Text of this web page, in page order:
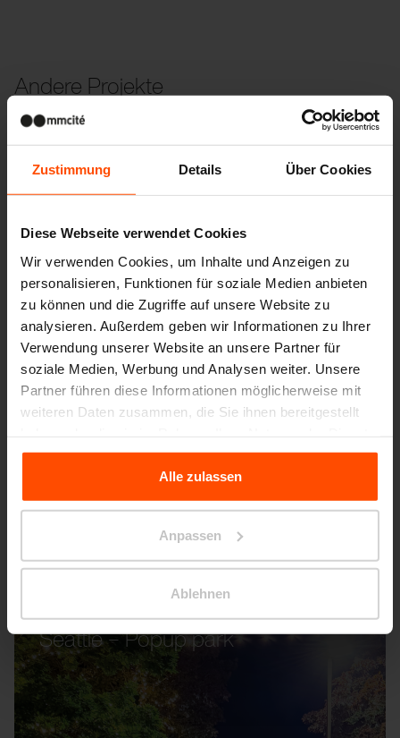
Zustimmung Details Über Cookies
Diese Webseite verwendet Cookies
Wir verwenden Cookies, um Inhalte und Anzeigen zu
personalisieren, Funktionen für soziale Medien anbieten
zu können und die Zugriffe auf unsere Website zu
analysieren. Außerdem geben wir Informationen zu Ihrer
Verwendung unserer Website an unsere Partner für
soziale Medien, Werbung und Analysen weiter. Unsere
Partner führen diese Informationen möglicherweise mit
weiteren Daten zusammen, die Sie ihnen bereitgestellt
gesammelt haben.
Für weitere Informationen besuchen Sie bitte Principles
Alle zulassen
Anpassen
Ablehnen
Andere Projekte
Wien – Donauterasse
Seattle – Popup park